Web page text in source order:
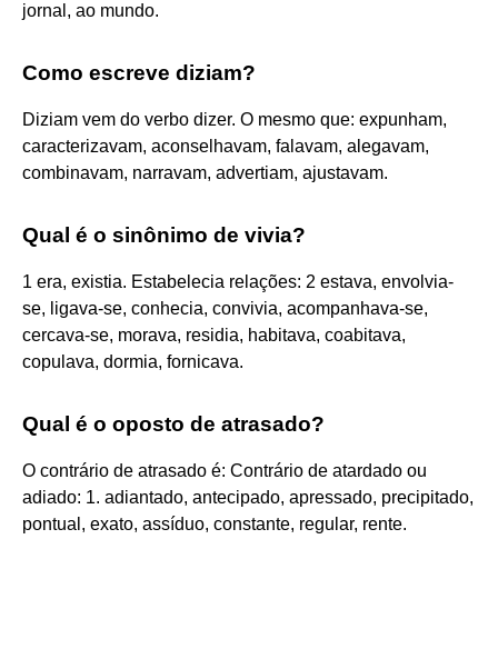
jornal, ao mundo.
Como escreve diziam?
Diziam vem do verbo dizer. O mesmo que: expunham,
caracterizavam, aconselhavam, falavam, alegavam,
combinavam, narravam, advertiam, ajustavam.
Qual é o sinônimo de vivia?
1 era, existia. Estabelecia relações: 2 estava, envolvia-
se, ligava-se, conhecia, convivia, acompanhava-se,
cercava-se, morava, residia, habitava, coabitava,
copulava, dormia, fornicava.
Qual é o oposto de atrasado?
O contrário de atrasado é: Contrário de atardado ou
adiado: 1. adiantado, antecipado, apressado, precipitado,
pontual, exato, assíduo, constante, regular, rente.